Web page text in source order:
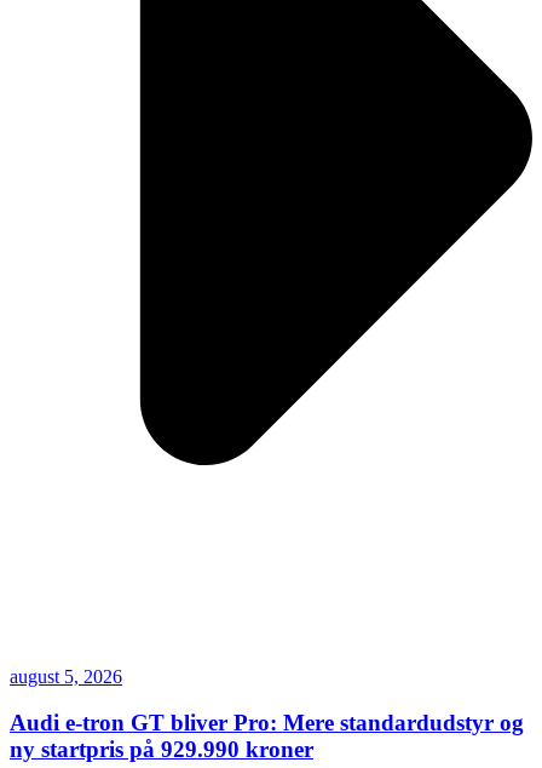
august 5, 2026
Audi e-tron GT bliver Pro: Mere standardudstyr og
ny startpris på 929.990 kroner